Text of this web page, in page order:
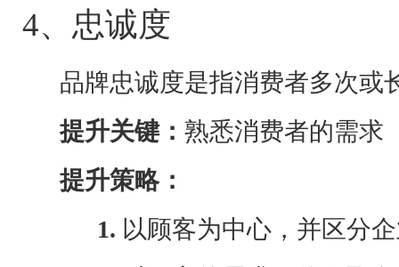
4、忠诚度
品牌忠诚度是指消费者多次或
提升关键： 熟悉消费者的需求
提升策略：
1. 以顾客为中心，并区分